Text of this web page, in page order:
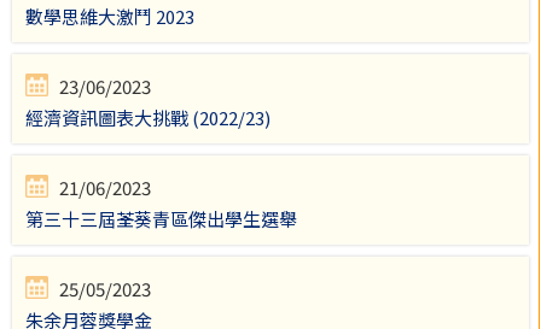
數學思維大激鬥 2023
23/06/2023
經濟資訊圖表大挑戰 (2022/23)
21/06/2023
第三十三屆荃葵青區傑出學生選舉
25/05/2023
朱余月蓉獎學金